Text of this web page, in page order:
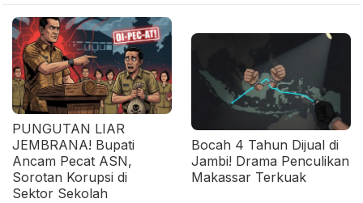
PUNGUTAN LIAR
JEMBRANA! Bupati
Ancam Pecat ASN,
Sorotan Korupsi di
Sektor Sekolah
Bocah 4 Tahun Dijual di
Jambi! Drama Penculikan
Makassar Terkuak